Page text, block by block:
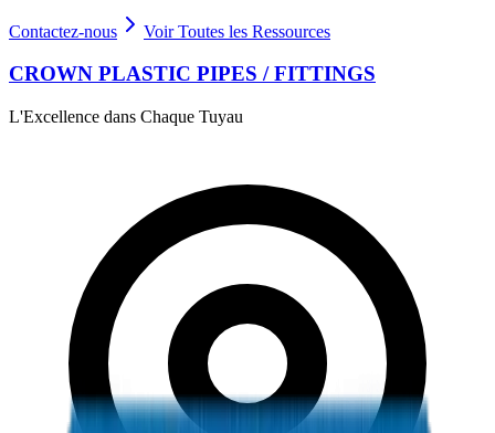
Contactez-nous Voir Toutes les Ressources
CROWN PLASTIC PIPES / FITTINGS
L'Excellence dans Chaque Tuyau